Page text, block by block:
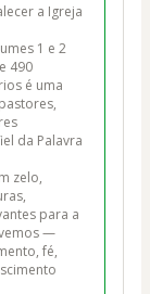
a Igreja
1 e 2
490
é uma
da Palavra
zelo,
para a
—
fé,